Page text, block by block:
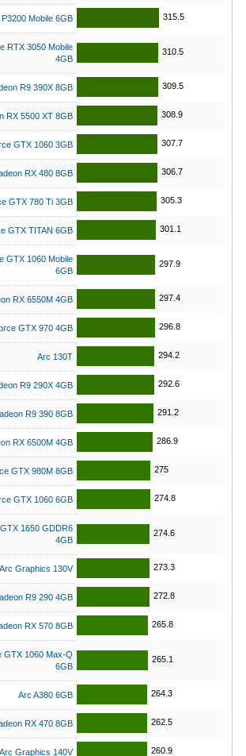
Mobile 6GB 315.5
RTX 3050 Mobile
4GB
310.5
R9 390X 8GB 309.5
RX 5500 XT 8GB 308.9
GTX 1060 3GB 307.7
RX 480 8GB 306.7
GTX 780 Ti 3GB 305.3
GTX TITAN 6GB 301.1
GTX 1060 Mobile
6GB
297.9
RX 6550M 4GB 297.4
GTX 970 4GB 296.8
Arc 130T 294.2
R9 290X 4GB 292.6
R9 390 8GB 291.2
RX 6500M 4GB 286.9
GTX 980M 8GB 275
GTX 1060 6GB 274.8
1650 GDDR6
4GB
274.6
Arc Graphics 130V 273.3
R9 290 4GB 272.8
RX 570 8GB 265.8
GTX 1060 Max-Q
6GB
265.1
Arc A380 6GB 264.3
RX 470 8GB 262.5
Arc Graphics 140V 260.9